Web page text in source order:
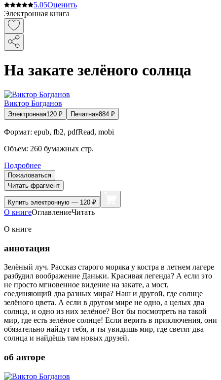
5.05Оценить
Электронная книга
На закате зелёного солнца
Виктор Богданов
Электронная120 ₽ Печатная884 ₽
Формат: epub, fb2, pdfRead, mobi
Объем: 260 бумажных стр.
Подробнее
Пожаловаться
Читать фрагмент
Купить электронную — 120 ₽
О книгеОглавлениеЧитать
О книге
аннотация
Зелёный луч. Рассказ старого моряка у костра в летнем лагере
разбудил воображение Даньки. Красивая легенда? А если это
не просто мгновенное видение на закате, а мост,
соединяющий два разных мира? Наш и другой, где солнце
зелёного цвета. А если в другом мире не одно, а целых два
солнца, и одно из них зелёное? Вот бы посмотреть на такой
мир, где есть зелёное солнце! Если верить в приключения, они
обязательно найдут тебя, и ты увидишь мир, где светят два
солнца и найдёшь там новых друзей.
об авторе